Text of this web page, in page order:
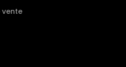
vente